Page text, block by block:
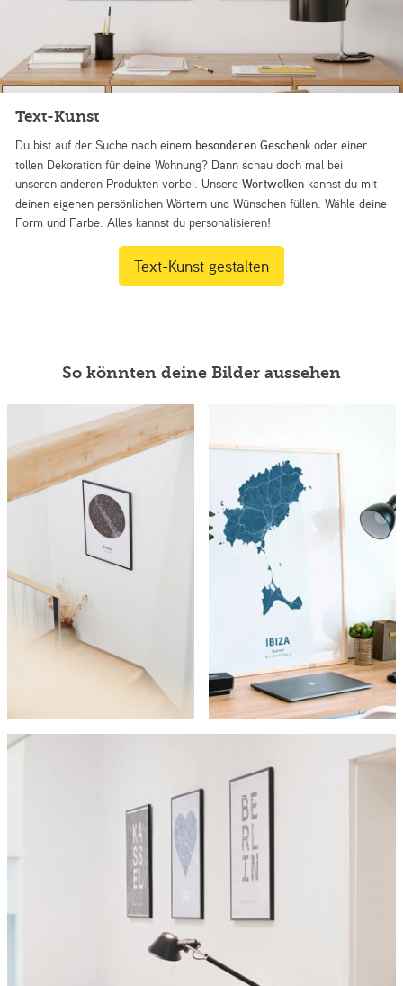
Text-Kunst
Du bist auf der Suche nach einem besonderen Geschenk oder einer
tollen Dekoration für deine Wohnung? Dann schau doch mal bei
unseren anderen Produkten vorbei. UnsereWortwolken kannst du mit
deinen eigenen persönlichen Wörtern und Wünschen füllen. Wähle deine
Form und Farbe. Alles kannst du personalisieren!
Text-Kunst gestalten
So könnten deine Bilder aussehen